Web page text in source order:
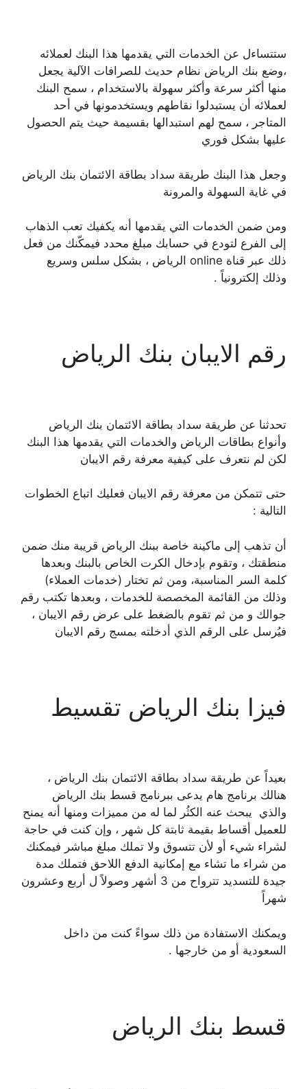
ستتساءل عن الخدمات التي يقدمها هذا البنك لعملائه
،وضع بنك الرياض نظام حديث للصرافات الآلية يجعل
منها أكثر سرعة وأكثر سهولة بالاستخدام ، سمح البنك
لعملائه أن يستبدلوا نقاطهم ويستخدمونها في أحد
المتاجر ، سمح لهم استبدالها بقسيمة حيث يتم الحصول
عليها بشكل فوري
وجعل هذا البنك طريقة سداد بطاقة الائتمان بنك الرياض
في غاية السهولة والمرونة
ومن ضمن الخدمات التي يقدمها أنه يكفيك تعب الذهاب
إلى الفرع لتودع في حسابك مبلغ محدد فيمكّنك من فعل
ذلك عبر قناة online الرياض ، بشكل سلس وسريع
وذلك إلكترونياً .
رقم الايبان بنك الرياض
تحدثنا عن طريقة سداد بطاقة الائتمان بنك الرياض
وأنواع بطاقات الرياض والخدمات التي يقدمها هذا البنك
لكن لم نتعرف على كيفية معرفة رقم الايبان
حتى تتمكن من معرفة رقم الايبان فعليك اتباع الخطوات
التالية :
أن تذهب إلى ماكينة خاصة ببنك الرياض قريبة منك ضمن
منطقتك ، وتقوم بإدخال الكرت الخاص بالبنك وبعدها
كلمة السر المناسبة، ومن ثم تختار (خدمات العملاء)
وذلك من القائمة المخصصة للخدمات ، وبعدها تكتب رقم
جوالك و من ثم تقوم بالضغط على عرض رقم الايبان ،
فيُرسل على الرقم الذي أدخلته بمسج رقم الايبان
فيزا بنك الرياض تقسيط
بعيداً عن طريقة سداد بطاقة الائتمان بنك الرياض ،
هنالك برنامج هام يدعى ببرنامج قسط بنك الرياض
والذي يبحث عنه الكثُر لما له من مميزات ومنها أنه يمنح
للعميل أقساط بقيمة ثابتة كل شهر ، وإن كنت في حاجة
لشراء شيء أو لأن تتسوق ولا تملك مبلغ مباشر فيمكنك
من شراء ما تشاء مع إمكانية الدفع اللاحق فتملك مدة
جيدة للتسديد تترواح من 3 أشهر وصولاً ل أربع وعشرون
شهراً
ويمكنك الاستفادة من ذلك سواءً كنت من داخل
السعودية أو من خارجها .
قسط بنك الرياض